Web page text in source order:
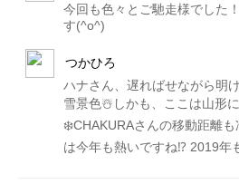
今回も色々とご馳走様でした
す(^o^)
つかひろ
ハナさん、遅ればせながら明
雪景色☃️しかも、ここは山形
❄️CHAKURAさんの移動距離
は今年も熱いですね⁉️ 2019年